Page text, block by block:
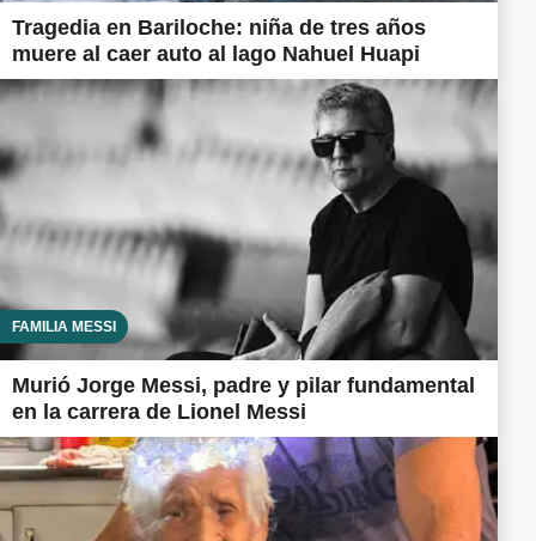
Tragedia en Bariloche: niña de tres años
muere al caer auto al lago Nahuel Huapi
FAMILIA MESSI
Murió Jorge Messi, padre y pilar fundamental
en la carrera de Lionel Messi